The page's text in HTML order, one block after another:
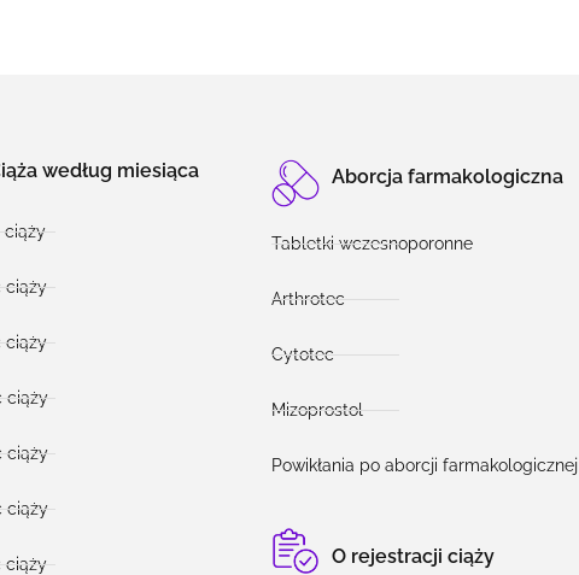
według miesiąca
ciąży
ciąży
ciąży
ciąży
ciąży
ciąży
ciąży
Aborcja farmakologiczna
Tabletki wczesnoporonne
Arthrotec
Cytotec
Mizoprostol
Powikłania po aborcji farmakologicznej
O rejestracji ciąży